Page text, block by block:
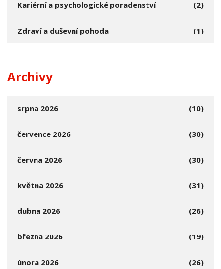
Kariérní a psychologické poradenství (2)
Zdraví a duševní pohoda (1)
Archivy
srpna 2026 (10)
července 2026 (30)
června 2026 (30)
května 2026 (31)
dubna 2026 (26)
března 2026 (19)
února 2026 (26)